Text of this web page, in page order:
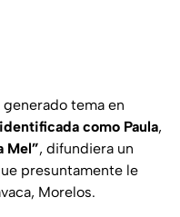
tema en
como Paula,
Mel”, difundiera un
presuntamente le
Morelos.